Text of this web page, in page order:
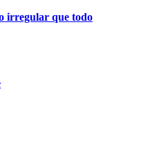
irregular que todo